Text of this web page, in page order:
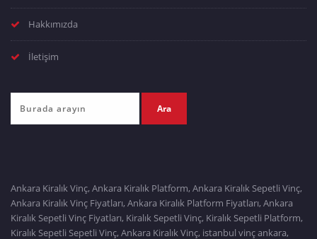
Hakkımızda
İletişim
Ankara Kiralık Vinç, Ankara Kiralık Platform, Ankara Kiralık Sepetli Vinç,
Ankara Kiralık Vinç Fiyatları, Ankara Kiralık Platform Fiyatları, Ankara
Kiralık Sepetli Vinç Fiyatları, Kiralık Sepetli Vinç, Kiralık Sepetli Platform,
Kiralık Sepetli Sepetli Vinç, Ankara Kiralık Vinç, istanbul vinç ankara,